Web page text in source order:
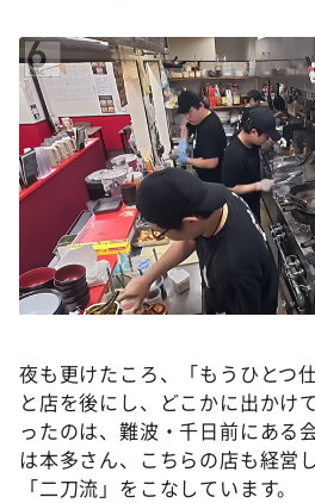
夜も更けたころ、「もうひとつ
と店を後にし、どこかに出かけ
ったのは、難波・千日前にある
は本多さん、こちらの店も経営
「二刀流」をこなしています。